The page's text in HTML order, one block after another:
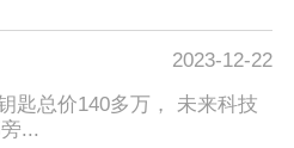
2023-12-22
匙总价140多万， 未来科技
...